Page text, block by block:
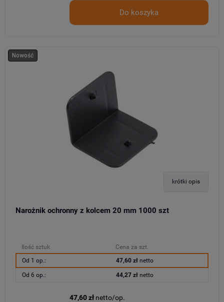
Do koszyka
krótki opis
Narożnik ochronny z kolcem 20 mm 1000 szt
Ilość sztuk
Cena za szt.
Od 1 op.:
47,60 złnetto
Od 6 op.: 44,27 złnetto
47,60 zł netto/op.
Nowość